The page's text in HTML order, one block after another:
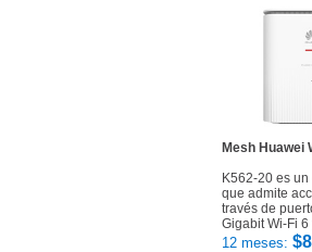
Mesh Huawei
K562-20 es
que admite
través de
Gigabit Wi-Fi 6
12 meses: